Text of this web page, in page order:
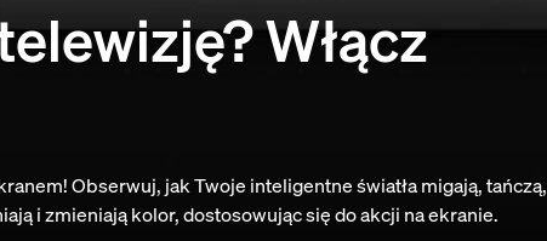
Włącz
Obserwuj, jak Twoje inteligentne światła migają, tańczą,
i zmieniają kolor, dostosowując się do akcji na ekranie.